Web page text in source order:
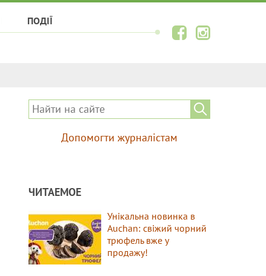
ПОДІЇ
Допомогти журналістам
ЧИТАЕМОЕ
Унікальна новинка в
Auchan: свіжий чорний
трюфель вже у
продажу!